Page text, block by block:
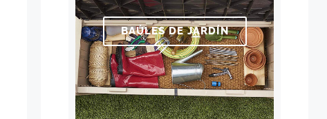
BAÚLES DE JARDÍN